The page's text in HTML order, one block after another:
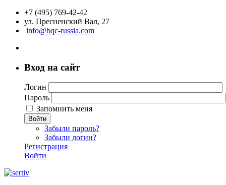
+7 (495) 769-42-42
ул. Пресненский Вал, 27
info@bqc-russia.com
Вход на сайт
Логин
Пароль
Запомнить меня
Войти
Забыли пароль?
Забыли логин?
Регистрация
Войти